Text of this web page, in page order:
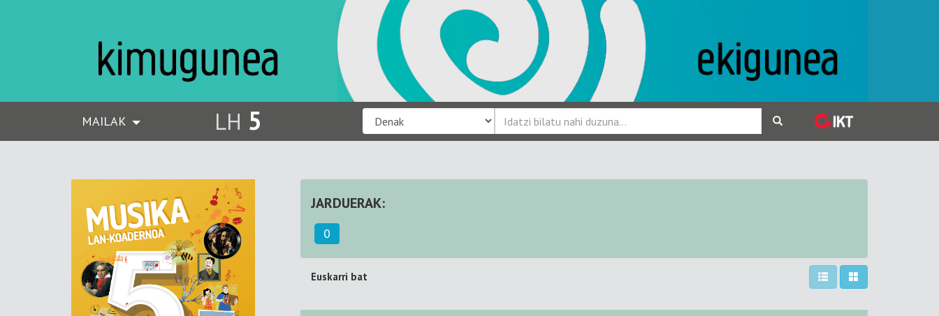
MAILAK LH 5
JARDUERAK:
0
Euskarri bat